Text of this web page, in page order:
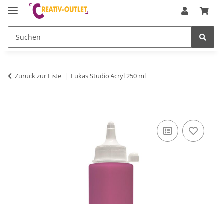
Zurück zur Liste Lukas Studio Acryl 250 ml